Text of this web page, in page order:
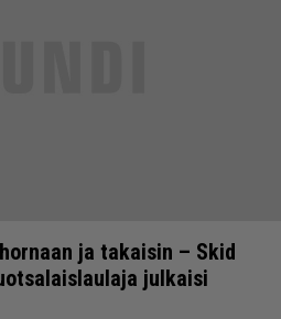
ja takaisin – Skid
julkaisi